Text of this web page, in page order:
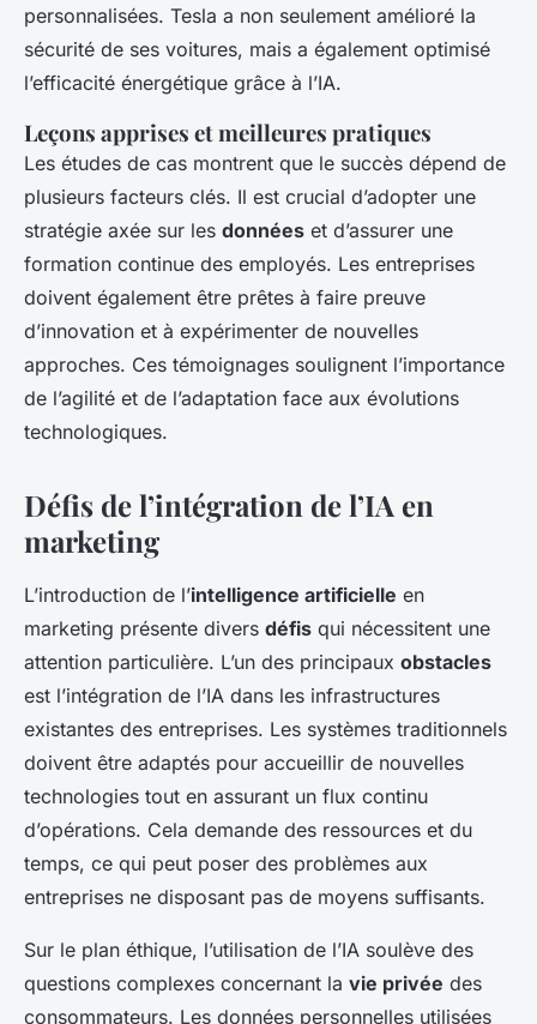
personnalisées. Tesla a non seulement amélioré la
sécurité de ses voitures, mais a également optimisé
l’efficacité énergétique grâce à l’IA.
Leçons apprises et meilleures pratiques
Les études de cas montrent que le succès dépend de
plusieurs facteurs clés. Il est crucial d’adopter une
stratégie axée sur les données et d’assurer une
formation continue des employés. Les entreprises
doivent également être prêtes à faire preuve
d’innovation et à expérimenter de nouvelles
approches. Ces témoignages soulignent l’importance
de l’agilité et de l’adaptation face aux évolutions
technologiques.
Défis de l’intégration de l’IA en
marketing
L’introduction de l’intelligence artificielle en
marketing présente divers défis qui nécessitent une
attention particulière. L’un des principaux obstacles
est l’intégration de l’IA dans les infrastructures
existantes des entreprises. Les systèmes traditionnels
doivent être adaptés pour accueillir de nouvelles
technologies tout en assurant un flux continu
d’opérations. Cela demande des ressources et du
temps, ce qui peut poser des problèmes aux
entreprises ne disposant pas de moyens suffisants.
Sur le plan éthique, l’utilisation de l’IA soulève des
questions complexes concernant la vie privée des
consommateurs. Les données personnelles utilisées